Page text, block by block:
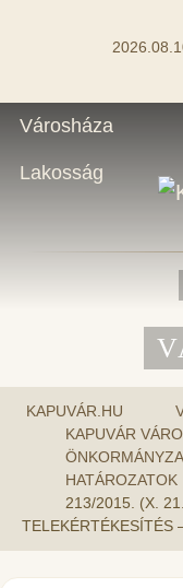
Városháza
Lakosság
KAPUVÁR.HU
KAPUVÁR
HATÁROZATOK
213/2015. (X.
TELEKÉRTÉKESÍTÉS